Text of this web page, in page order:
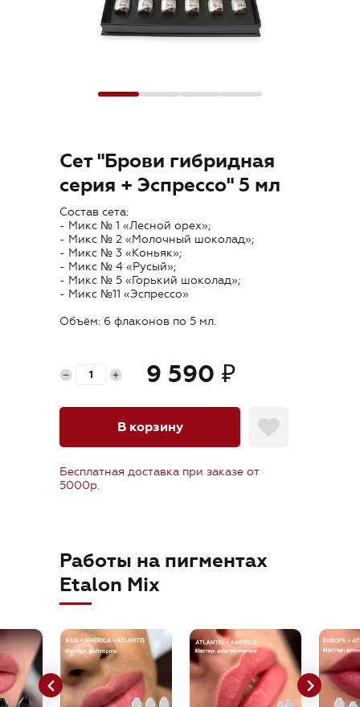
Обучение
Контакты
RU
+7 (800) 707-50-92
Сет "Брови гибридная
серия + Эспрессо" 5 мл
Состав сета:
- Микс № 1 «Лесной орех»;
- Микс № 2 «Молочный шоколад»;
- Микс № 3 «Коньяк»;
- Микс № 4 «Русый»;
- Микс № 5 «Горький шоколад»;
- Микс №11 «Эспрессо»
Объём: 6 флаконов по 5 мл.
9 590 ₽
В корзину
Бесплатная доставка при заказе от
5000р.
Работы на пигментах
Etalon Mix